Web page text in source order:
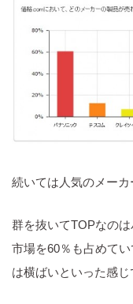
続いては人気のメーカ
群を抜いてTOPなの
市場を60％も占めて
は横ばいといった感じ